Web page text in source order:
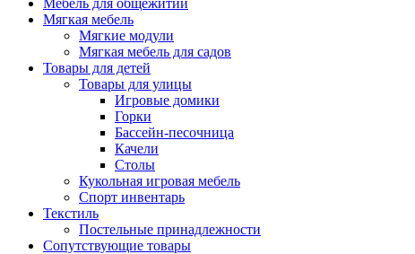
Мягкая мебель
Мягкие модули
Мягкая мебель для садов
Товары для детей
Товары для улицы
Игровые домики
Горки
Бассейн-песочница
Качели
Столы
Кукольная игровая мебель
Спорт инвентарь
Текстиль
Постельные принадлежности
Сопутствующие товары